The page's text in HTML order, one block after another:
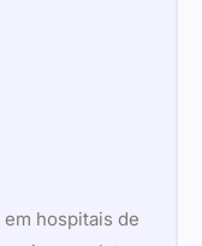
hospitais de